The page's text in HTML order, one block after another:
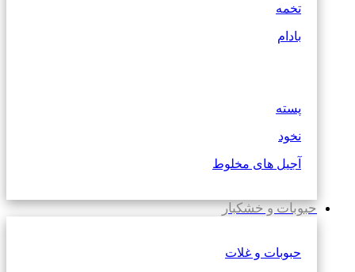
تخمه
بادام
پسته
نخود
آجیل های مخلوط
حبوبات و خشکبار
حبوبات و غلات